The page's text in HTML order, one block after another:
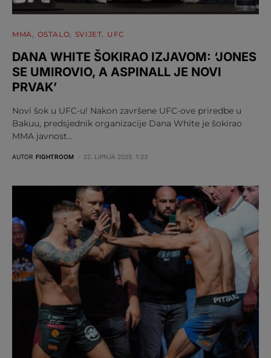
MMA OSTALO SVIJET UFC
DANA WHITE ŠOKIRAO IZJAVOM: ‘JONES
SE UMIROVIO, A ASPINALL JE NOVI
PRVAK’
Novi šok u UFC-u! Nakon završene UFC-ove priredbe u
Bakuu, predsjednik organizacije Dana White je šokirao
MMA javnost…
AUTOR FIGHTROOM 22. LIPNJA 2025. 1:23